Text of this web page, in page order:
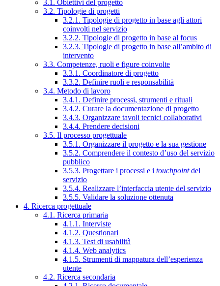
3.1. Obiettivi del progetto
3.2. Tipologie di progetti
3.2.1. Tipologie di progetto in base agli attori
coinvolti nel servizio
3.2.2. Tipologie di progetto in base al focus
3.2.3. Tipologie di progetto in base all’ambito di
intervento
3.3. Competenze, ruoli e figure coinvolte
3.3.1. Coordinatore di progetto
3.3.2. Definire ruoli e responsabilità
3.4. Metodo di lavoro
3.4.1. Definire processi, strumenti e rituali
3.4.2. Curare la documentazione di progetto
3.4.3. Organizzare tavoli tecnici collaborativi
3.4.4. Prendere decisioni
3.5. Il processo progettuale
3.5.1. Organizzare il progetto e la sua gestione
3.5.2. Comprendere il contesto d’uso del servizio
pubblico
3.5.3. Progettare i processi e i touchpointdel
servizio
3.5.4. Realizzare l’interfaccia utente del servizio
3.5.5. Validare la soluzione ottenuta
4. Ricerca progettuale
4.1. Ricerca primaria
4.1.1. Interviste
4.1.2. Questionari
4.1.3. Test di usabilità
4.1.4. Web analytics
4.1.5. Strumenti di mappatura dell’esperienza
utente
4.2. Ricerca secondaria